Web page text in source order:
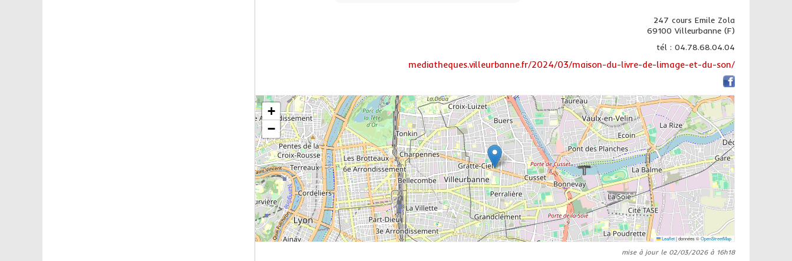
247 cours Emile Zola
69100 Villeurbanne (F)
tél : 04.78.68.04.04
mediatheques.villeurbanne.fr/2024/03/maison-du-livre-de-limage-et-du-son/
+
−
Leaflet|données ©OpenStreetMap
mise à jour le 02/03/2026 à 16h18